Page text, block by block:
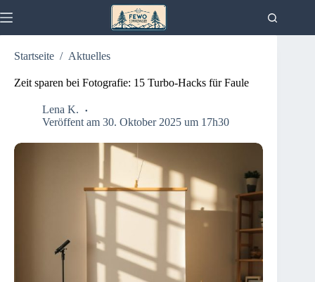
Inhalt
Startseite / Aktuelles
Zeit sparen bei Fotografie: 15 Turbo-Hacks für Faule
Lena K.
Veröffent am 30. Oktober 2025 um 17h30